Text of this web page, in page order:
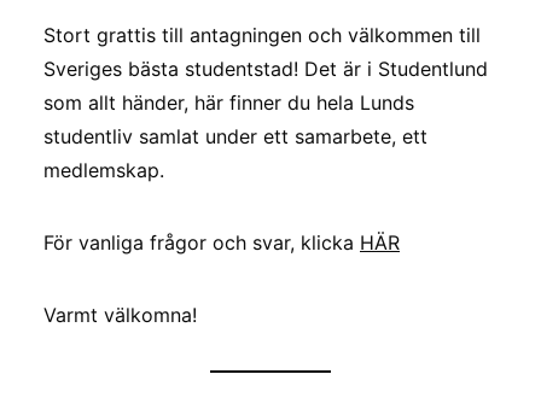
Stort grattis till antagningen och välkommen till
Sveriges bästa studentstad! Det är i Studentlund
som allt händer, här finner du hela Lunds
studentliv samlat under ett samarbete, ett
medlemskap.
För vanliga frågor och svar, klicka HÄR
Varmt välkomna!